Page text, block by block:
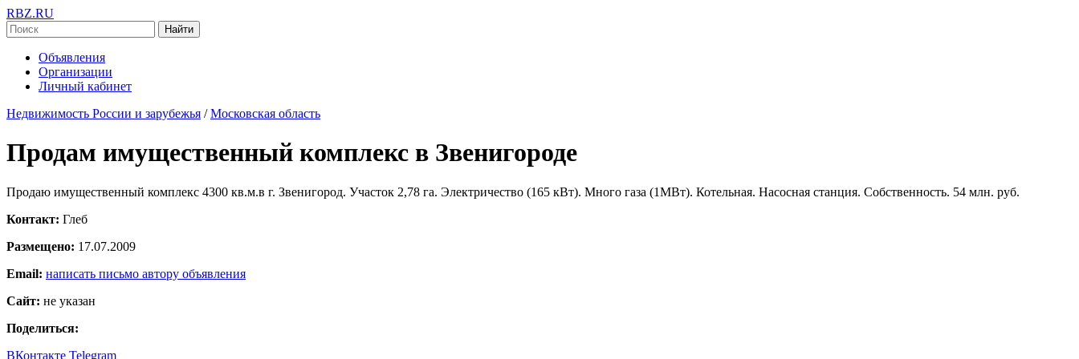
RBZ.RU
Найти
Объявления
Организации
Личный кабинет
Недвижимость России и зарубежья / Московская область
Продам имущественный комплекс в Звенигороде
Продаю имущественный комплекс 4300 кв.м.в г. Звенигород. Участок 2,78 га. Электричество (165 кВт). Много газа (1MВт). Котельная. Насосная станция. Собственность. 54 млн. руб.
Контакт: Глеб
Размещено: 17.07.2009
Email: написать письмо автору объявления
Сайт: не указан
Поделиться:
ВКонтакте Telegram